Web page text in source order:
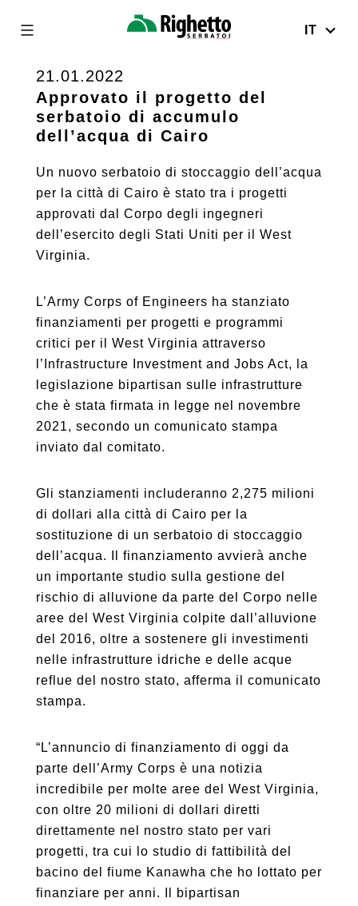
content
Righetto
IT
21.01.2022
Approvato il progetto del
serbatoio di accumulo
dell’acqua di Cairo
Un nuovo serbatoio di stoccaggio dell’acqua
per la città di Cairo è stato tra i progetti
approvati dal Corpo degli ingegneri
dell’esercito degli Stati Uniti per il West
Virginia.
L’Army Corps of Engineers ha stanziato
finanziamenti per progetti e programmi
critici per il West Virginia attraverso
l’Infrastructure Investment and Jobs Act, la
legislazione bipartisan sulle infrastrutture
che è stata firmata in legge nel novembre
2021, secondo un comunicato stampa
inviato dal comitato.
Gli stanziamenti includeranno 2,275 milioni
di dollari alla città di Cairo per la
sostituzione di un serbatoio di stoccaggio
dell’acqua. Il finanziamento avvierà anche
un importante studio sulla gestione del
rischio di alluvione da parte del Corpo nelle
aree del West Virginia colpite dall’alluvione
del 2016, oltre a sostenere gli investimenti
nelle infrastrutture idriche e delle acque
reflue del nostro stato, afferma il comunicato
stampa.
“L’annuncio di finanziamento di oggi da
parte dell’Army Corps è una notizia
incredibile per molte aree del West Virginia,
con oltre 20 milioni di dollari diretti
direttamente nel nostro stato per vari
progetti, tra cui lo studio di fattibilità del
bacino del fiume Kanawha che ho lottato per
finanziare per anni. Il bipartisan